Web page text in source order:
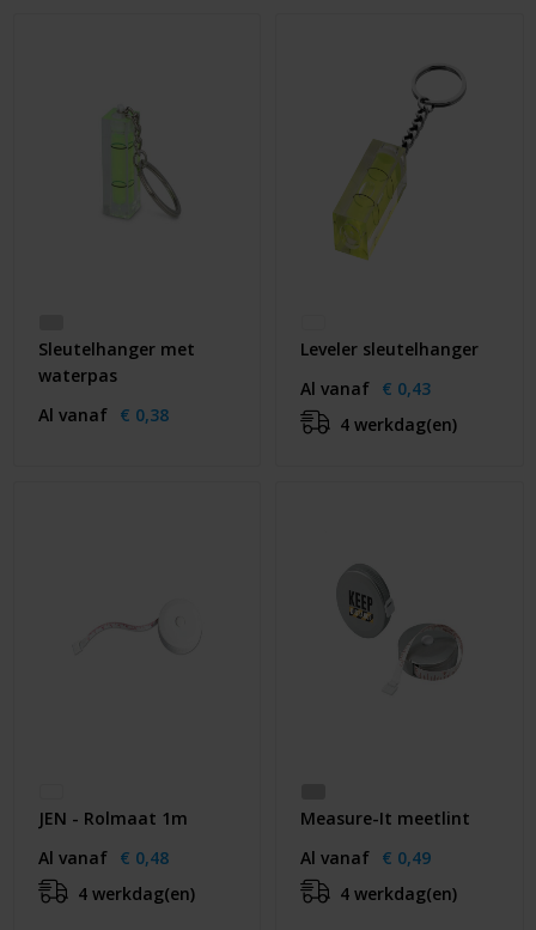
Auto & Veiligheid
Gezondheid & Verzorging
Sleutelhanger met
waterpas
Al vanaf € 0,38
Leveler sleutelhanger
Al vanaf € 0,43
4 werkdag(en)
JEN - Rolmaat 1m
Al vanaf € 0,48
4 werkdag(en)
Measure-It meetlint
Al vanaf € 0,49
4 werkdag(en)